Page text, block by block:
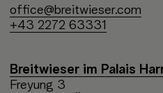
office@breitwieser.com
+43 2272 63331
Breitwieser im Palais
Freyung 3